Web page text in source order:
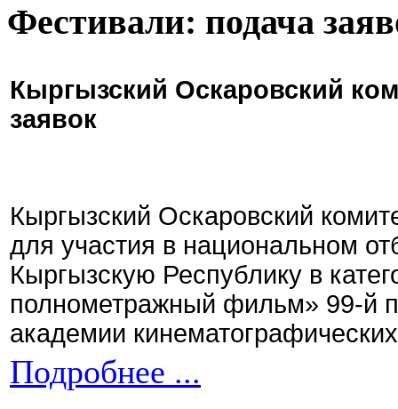
Фестивали: подача
Кыргызский Оскаровский
заявок
Кыргызский Оскаровский
для участия в национальном
Кыргызскую Республику в
полнометражный фильм» 99-й
академии
Подробнее ...